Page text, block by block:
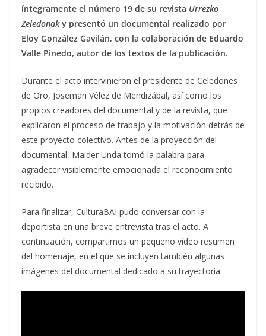
íntegramente el número 19 de su revista Urrezko
Zeledonaky presentó un documental realizado por
Eloy González Gavilán, con la colaboración de Eduardo
Valle Pinedo, autor de los textos de la publicación.
Durante el acto intervinieron el presidente de Celedones
de Oro, Josemari Vélez de Mendizábal, así como los
propios creadores del documental y de la revista, que
explicaron el proceso de trabajo y la motivación detrás de
este proyecto colectivo. Antes de la proyección del
documental, Maider Unda tomó la palabra para
agradecer visiblemente emocionada el reconocimiento
recibido.
Para finalizar, CulturaBAI pudo conversar con la
deportista en una breve entrevista tras el acto. A
continuación, compartimos un pequeño vídeo resumen
del homenaje, en el que se incluyen también algunas
imágenes del documental dedicado a su trayectoria.